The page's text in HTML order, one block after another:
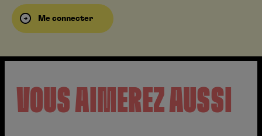
Me connecter
VOUS AIMEREZ AUSSI